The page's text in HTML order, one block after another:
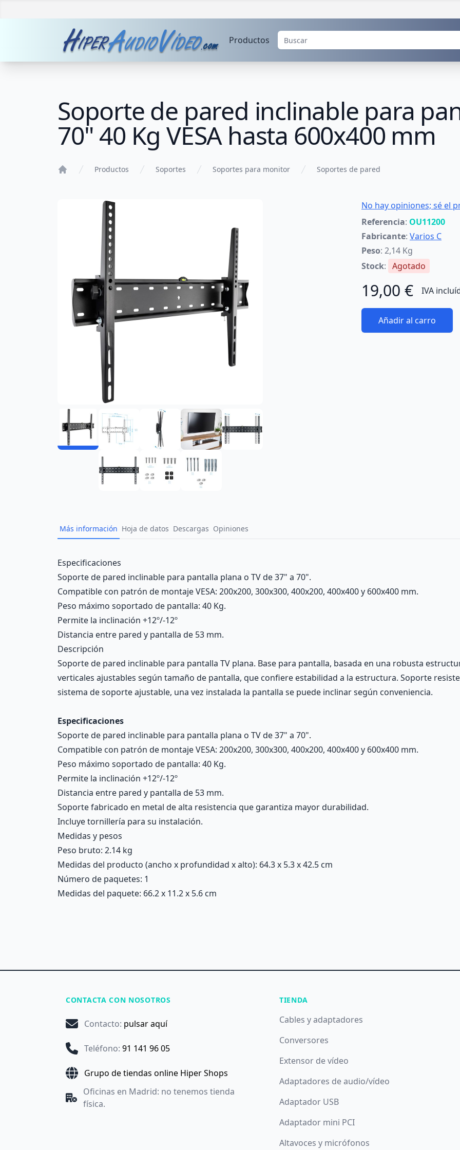
Productos
Soporte de pared inclinable para
70" 40 Kg VESA hasta 600x400 mm
Productos Soportes Soportes para monitor Soportes de pared
No hay opiniones; sé el
Referencia: OU11200
Fabricante: Varios C
Peso: 2,14 Kg
Stock: Agotado
19,00 € IVA
Añadir al carro
Más información Hoja de datos Descargas Opiniones
Description
Especificaciones
Soporte de pared inclinable para pantalla plana o TV de 37" a 70".
Compatible con patrón de montaje VESA: 200x200, 300x300, 400x200, 400x400 y 600x400 mm.
Peso máximo soportado de pantalla: 40 Kg.
Permite la inclinación +12º/-12º
Distancia entre pared y pantalla de 53 mm.
Descripción
Soporte de pared inclinable para pantalla TV plana. Base para pantalla, basada en una robusta
verticales ajustables según tamaño de pantalla, que confiere estabilidad a la estructura. Soporte
sistema de soporte ajustable, una vez instalada la pantalla se puede inclinar según conveniencia.
Especificaciones
Soporte de pared inclinable para pantalla plana o TV de 37" a 70".
Compatible con patrón de montaje VESA: 200x200, 300x300, 400x200, 400x400 y 600x400 mm.
Peso máximo soportado de pantalla: 40 Kg.
Permite la inclinación +12º/-12º
Distancia entre pared y pantalla de 53 mm.
Soporte fabricado en metal de alta resistencia que garantiza mayor durabilidad.
Incluye tornillería para su instalación.
Medidas y pesos
Peso bruto: 2.14 kg
Medidas del producto (ancho x profundidad x alto): 64.3 x 5.3 x 42.5 cm
Número de paquetes: 1
Medidas del paquete: 66.2 x 11.2 x 5.6 cm
CONTACTA CON NOSOTROS
Contacto: pulsar aquí
Teléfono: 91 141 96 05
Grupo de tiendas online Hiper Shops
Oficinas en Madrid: no tenemos tienda
física.
TIENDA
Cables y adaptadores
Conversores
Extensor de vídeo
Adaptadores de audio/vídeo
Adaptador USB
Adaptador mini PCI
Altavoces y micrófonos